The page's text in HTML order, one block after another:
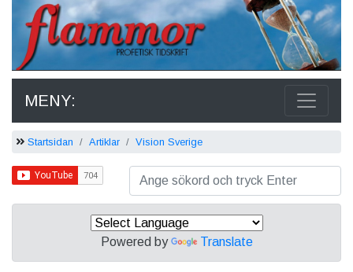
MENY:
Startsidan Artiklar Vision Sverige
Powered by Translate